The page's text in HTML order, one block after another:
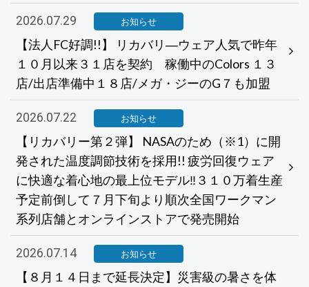
2026.07.29 お知らせ
【法人FC好調!!】 リカバリ―ウェア人気で昨年
１０月以来３１店を契約 稼働中のColors １３
店/出店準備中１８店/メガ・ジーのG７も加盟
2026.07.22 お知らせ
【リカバリー第２弾】 NASAのため（※1）に開
発された温度調節技術を採用!! 疲労回復ウェア
に快適な着心地の最上位モデル‼３１０万着生産
予定前倒して７月下旬より順次全国ワークマン
系列店舗とオンラインストアで発売開始
2026.07.14 お知らせ
【８月１４日まで延長決定】災害級の暑さを体